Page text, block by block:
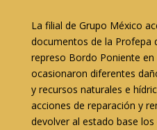
La filial de Grupo México
documentos de la Profepa
represo Bordo Poniente
ocasionaron diferentes
y recursos naturales e
acciones de reparación y
devolver al estado base